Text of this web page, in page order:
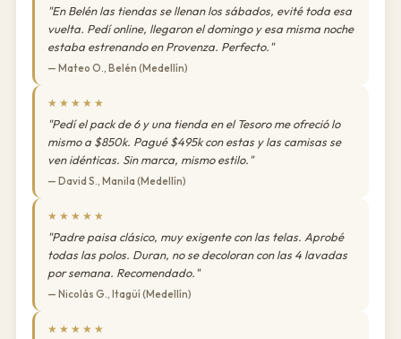
"En Belén las tiendas se llenan los sábados, evité toda esa
vuelta. Pedí online, llegaron el domingo y esa misma noche
estaba estrenando en Provenza. Perfecto."
— Mateo O., Belén (Medellín)
★★★★★
"Pedí el pack de 6 y una tienda en el Tesoro me ofreció lo
mismo a $850k. Pagué $495k con estas y las camisas se
ven idénticas. Sin marca, mismo estilo."
— David S., Manila (Medellín)
★★★★★
"Padre paisa clásico, muy exigente con las telas. Aprobé
todas las polos. Duran, no se decoloran con las 4 lavadas
por semana. Recomendado."
— Nicolás G., Itagüí (Medellín)
★★★★★